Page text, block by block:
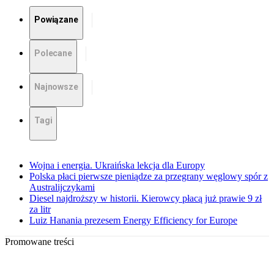
Powiązane
Polecane
Najnowsze
Tagi
Wojna i energia. Ukraińska lekcja dla Europy
Polska płaci pierwsze pieniądze za przegrany węglowy spór z
Australijczykami
Diesel najdroższy w historii. Kierowcy płacą już prawie 9 zł
za litr
Luiz Hanania prezesem Energy Efficiency for Europe
Promowane treści